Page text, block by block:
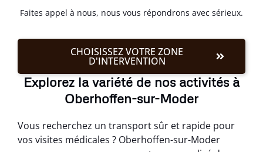
Faites appel à nous, nous vous répondrons avec sérieux.
CHOISISSEZ VOTRE ZONE
D'INTERVENTION
Explorez la variété de nos activités à
Oberhoffen-sur-Moder
Vous recherchez un transport sûr et rapide pour
vos visites médicales ? Oberhoffen-sur-Moder